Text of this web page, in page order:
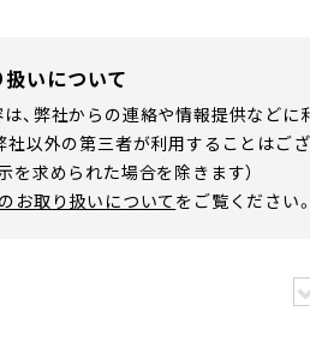
いについて
、弊社からの連絡や情報提供など
社以外の第三者が利用することはござ
を求められた場合を除きます）
お取り扱いについてをご覧ください。